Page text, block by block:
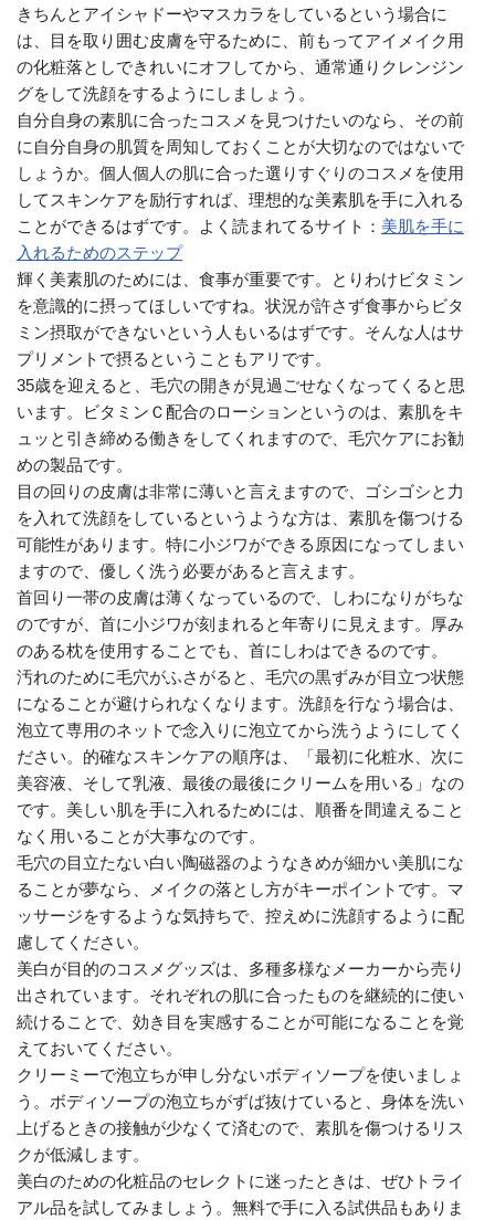
きちんとアイシャドーやマスカラをしているという場合に
は、目を取り囲む皮膚を守るために、前もってアイメイク用
の化粧落としできれいにオフしてから、通常通りクレンジン
グをして洗顔をするようにしましょう。
自分自身の素肌に合ったコスメを見つけたいのなら、その前
に自分自身の肌質を周知しておくことが大切なのではないで
しょうか。個人個人の肌に合った選りすぐりのコスメを使用
してスキンケアを励行すれば、理想的な美素肌を手に入れる
ことができるはずです。よく読まれてるサイト： 美肌を手に
入れるためのステップ
輝く美素肌のためには、食事が重要です。とりわけビタミン
を意識的に摂ってほしいですね。状況が許さず食事からビタ
ミン摂取ができないという人もいるはずです。そんな人はサ
プリメントで摂るということもアリです。
35歳を迎えると、毛穴の開きが見過ごせなくなってくると思
います。ビタミンＣ配合のローションというのは、素肌をキ
ュッと引き締める働きをしてくれますので、毛穴ケアにお勧
めの製品です。
目の回りの皮膚は非常に薄いと言えますので、ゴシゴシと力
を入れて洗顔をしているというような方は、素肌を傷つける
可能性があります。特に小ジワができる原因になってしまい
ますので、優しく洗う必要があると言えます。
首回り一帯の皮膚は薄くなっているので、しわになりがちな
のですが、首に小ジワが刻まれると年寄りに見えます。厚み
のある枕を使用することでも、首にしわはできるのです。
汚れのために毛穴がふさがると、毛穴の黒ずみが目立つ状態
になることが避けられなくなります。洗顔を行なう場合は、
泡立て専用のネットで念入りに泡立てから洗うようにしてく
ださい。的確なスキンケアの順序は、「最初に化粧水、次に
美容液、そして乳液、最後の最後にクリームを用いる」なの
です。美しい肌を手に入れるためには、順番を間違えること
なく用いることが大事なのです。
毛穴の目立たない白い陶磁器のようなきめが細かい美肌にな
ることが夢なら、メイクの落とし方がキーポイントです。マ
ッサージをするような気持ちで、控えめに洗顔するように配
慮してください。
美白が目的のコスメグッズは、多種多様なメーカーから売り
出されています。それぞれの肌に合ったものを継続的に使い
続けることで、効き目を実感することが可能になることを覚
えておいてください。
クリーミーで泡立ちが申し分ないボディソープを使いましょ
う。ボディソープの泡立ちがずば抜けていると、身体を洗い
上げるときの接触が少なくて済むので、素肌を傷つけるリス
クが低減します。
美白のための化粧品のセレクトに迷ったときは、ぜひトライ
アル品を試してみましょう。無料で手に入る試供品もありま